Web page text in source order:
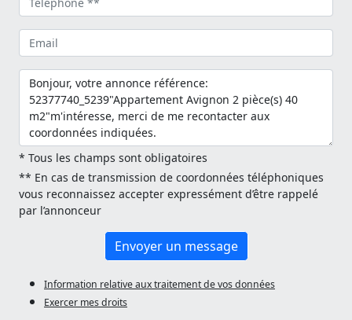
* Tous les champs sont obligatoires
** En cas de transmission de coordonnées téléphoniques
vous reconnaissez accepter expressément d’être rappelé
par l’annonceur
Envoyer un message
Information relative aux traitement de vos données
Exercer mes droits